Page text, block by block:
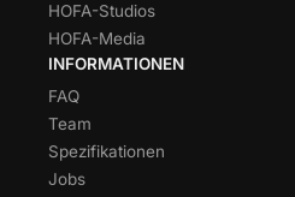
HOFA-Studios
HOFA-Media
INFORMATIONEN
FAQ
Team
Spezifikationen
Jobs